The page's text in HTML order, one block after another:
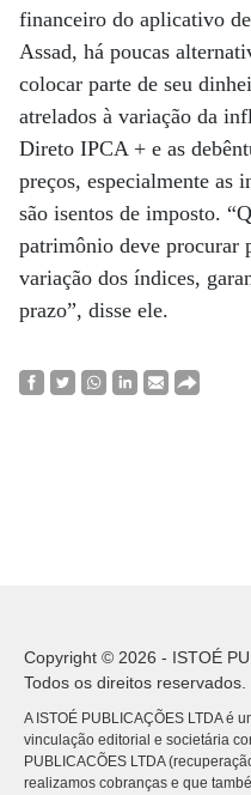
financeiro do aplicativo
Assad, há poucas
colocar parte de seu
atrelados à variação da
Direto IPCA + e as
preços, especialmente as
são isentos de imposto.
patrimônio deve procurar
variação dos índices,
prazo”, disse ele.
Copyright © 2026 - ISTOÉ
Todos os direitos reservados.
A ISTOÉ PUBLICAÇÕES LTDA é
vinculação editorial e societária
PUBLICACÕES LTDA
realizamos cobranças e que